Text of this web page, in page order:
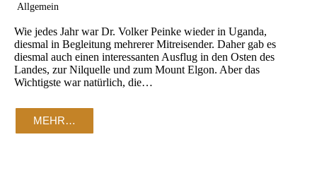
Allgemein
Wie jedes Jahr war Dr. Volker Peinke wieder in Uganda,
diesmal in Begleitung mehrerer Mitreisender. Daher gab es
diesmal auch einen interessanten Ausflug in den Osten des
Landes, zur Nilquelle und zum Mount Elgon. Aber das
Wichtigste war natürlich, die…
MEHR…